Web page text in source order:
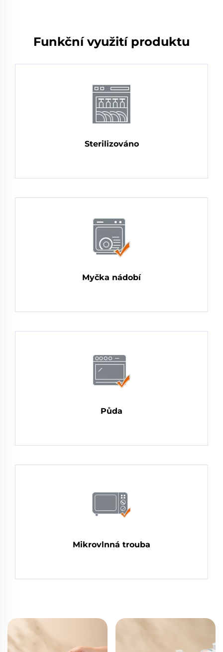
Funkční využití produktu
Sterilizováno
Myčka nádobí
Půda
Mikrovlnná trouba